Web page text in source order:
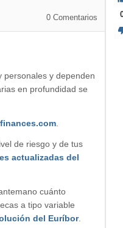
0 Comentarios
personales y dependen
en profundidad se
de riesgo y de tus
actualizadas del
cuánto
a tipo variable
del Euríbor.